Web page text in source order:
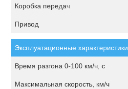
Коробка передач
Привод
Эксплуатационные характеристики
Время разгона 0-100 км/ч, с
Максимальная скорость, км/ч